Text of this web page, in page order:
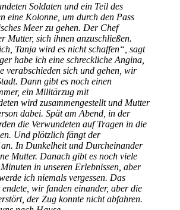
Soldaten und ein Teil des
eine Kolonne, um durch den Pass
Meer zu gehen. Der Chef
Mutter, sich ihnen anzuschließen.
Tanja wird es nicht schaffen
, sagt
habe ich eine schreckliche Angina,
verabschieden sich und gehen, wir
Dann gibt es noch einen
ein Militärzug mit
wird zusammengestellt und Mutter
dabei. Spät am Abend, in der
die Verwundeten auf Tragen in die
Und plötzlich fängt der
In Dunkelheit und Durcheinander
Mutter. Danach gibt es noch viele
in unseren Erlebnissen, aber
ich niemals vergessen. Das
wir fanden einander, aber die
der Zug konnte nicht abfahren.